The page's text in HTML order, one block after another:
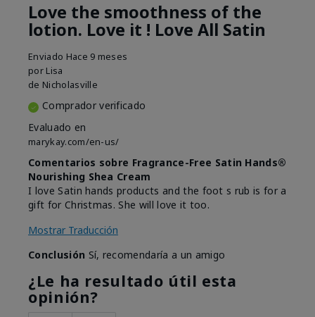
Love the smoothness of the
lotion. Love it ! Love All Satin
Enviado Hace 9 meses
por Lisa
de Nicholasville
Comprador verificado
Evaluado en
marykay.com/en-us/
Comentarios sobre Fragrance-Free Satin Hands®
Nourishing Shea Cream
I love Satin hands products and the foot s rub is for a
gift for Christmas. She will love it too.
Mostrar Traducción
Conclusión Sí, recomendaría a un amigo
¿Le ha resultado útil esta
opinión?